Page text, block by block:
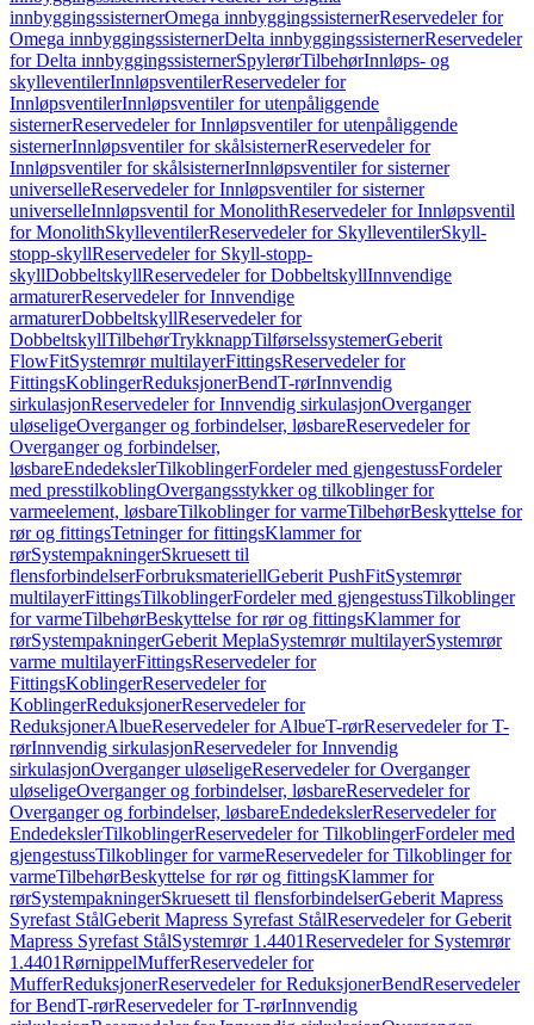
innbyggingssisternerOmega innbyggingssisternerReservedeler for
Omega innbyggingssisternerDelta innbyggingssisternerReservedeler
for Delta innbyggingssisternerSpylerørTilbehørInnløps- og
skylleventilerInnløpsventilerReservedeler for
InnløpsventilerInnløpsventiler for utenpåliggende
sisternerReservedeler for Innløpsventiler for utenpåliggende
sisternerInnløpsventiler for skålsisternerReservedeler for
Innløpsventiler for skålsisternerInnløpsventiler for sisterner
universelleReservedeler for Innløpsventiler for sisterner
universelleInnløpsventil for MonolithReservedeler for Innløpsventil
for MonolithSkylleventilerReservedeler for SkylleventilerSkyll-
stopp-skyllReservedeler for Skyll-stopp-
skyllDobbeltskyllReservedeler for DobbeltskyllInnvendige
armaturerReservedeler for Innvendige
armaturerDobbeltskyllReservedeler for
DobbeltskyllTilbehørTrykknappTilførselssystemerGeberit
FlowFitSystemrør multilayerFittingsReservedeler for
FittingsKoblingerReduksjonerBendT-rørInnvendig
sirkulasjonReservedeler for Innvendig sirkulasjonOverganger
uløseligeOverganger og forbindelser, løsbareReservedeler for
Overganger og forbindelser,
løsbareEndedekslerTilkoblingerFordeler med gjengestussFordeler
med presstilkoblingOvergangsstykker og tilkoblinger for
varmeelement, løsbareTilkoblinger for varmeTilbehørBeskyttelse for
rør og fittingsTetninger for fittingsKlammer for
rørSystempakningerSkruesett til
flensforbindelserForbruksmateriellGeberit PushFitSystemrør
multilayerFittingsTilkoblingerFordeler med gjengestussTilkoblinger
for varmeTilbehørBeskyttelse for rør og fittingsKlammer for
rørSystempakningerGeberit MeplaSystemrør multilayerSystemrør
varme multilayerFittingsReservedeler for
FittingsKoblingerReservedeler for
KoblingerReduksjonerReservedeler for
ReduksjonerAlbueReservedeler for AlbueT-rørReservedeler for T-
rørInnvendig sirkulasjonReservedeler for Innvendig
sirkulasjonOverganger uløseligeReservedeler for Overganger
uløseligeOverganger og forbindelser, løsbareReservedeler for
Overganger og forbindelser, løsbareEndedekslerReservedeler for
EndedekslerTilkoblingerReservedeler for TilkoblingerFordeler med
gjengestussTilkoblinger for varmeReservedeler for Tilkoblinger for
varmeTilbehørBeskyttelse for rør og fittingsKlammer for
rørSystempakningerSkruesett til flensforbindelserGeberit Mapress
Syrefast StålGeberit Mapress Syrefast StålReservedeler for Geberit
Mapress Syrefast StålSystemrør 1.4401Reservedeler for Systemrør
1.4401RørnippelMufferReservedeler for
MufferReduksjonerReservedeler for ReduksjonerBendReservedeler
for BendT-rørReservedeler for T-rørInnvendig